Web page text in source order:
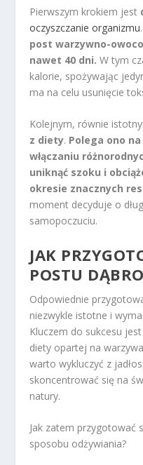
Pierwszym krokiem jest
oczyszczanie organizmu
post warzywno-
nawet 40 dni. W tym
kalorie, spożywając
ma na celu usunięcie
Kolejnym, równie
z diety. Polega ono
włączaniu
uniknąć szoku i
okresie znacznych
moment decyduje o
samopoczuciu.
JAK
POSTU
Odpowiednie
niezwykle istotne i
Kluczem do sukcesu
diety opartej na
warto wykluczyć z
skoncentrować się na
natury.
Jak zatem przygotować
sposobu odżywiania?